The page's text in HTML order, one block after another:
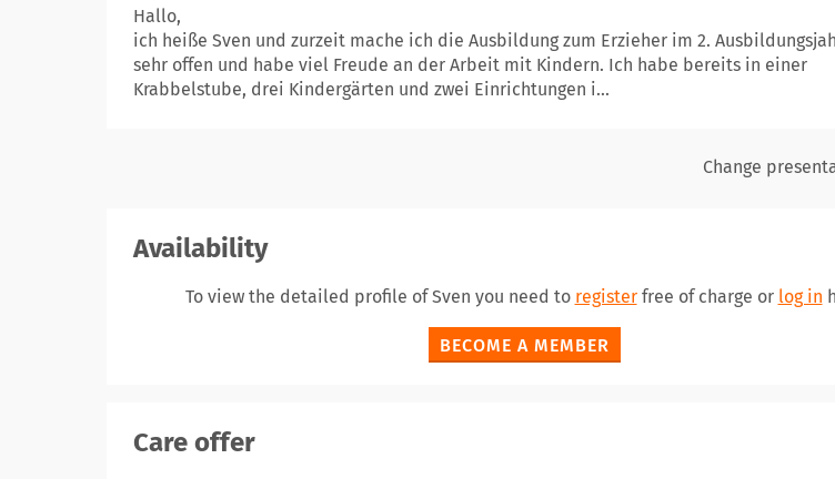
Hallo,
ich heiße Sven und zurzeit mache ich die Ausbildung zum Erzieher im 2.
sehr offen und habe viel Freude an der Arbeit mit Kindern. Ich habe bereits in einer
Krabbelstube, drei Kindergärten und zwei Einrichtungen i...
Change
Availability
To view the detailed profile of Sven you need to registerfree of charge or log in
BECOME A MEMBER
Care offer